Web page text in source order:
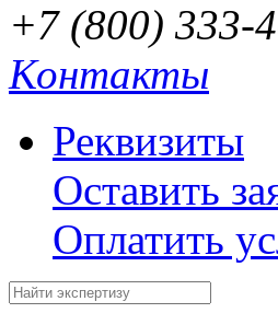
+7 (800) 333-
Контакты
Реквизиты
Оставить
Оплатить